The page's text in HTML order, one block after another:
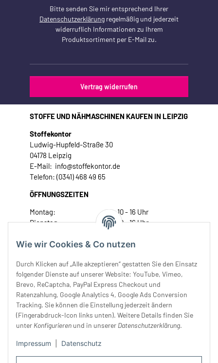
Wie wir Cookies & Co nutzen
Durch Klicken auf „Alle akzeptieren“ gestatten Sie den Einsatz
folgender Dienste auf unserer Website: YouTube, Vimeo,
Brevo, ReCaptcha, PayPal Express Checkout und
Ratenzahlung, Google Analytics 4, Google Ads Conversion
Tracking. Sie können die Einstellung jederzeit ändern
(Fingerabdruck-Icon links unten). Weitere Details finden Sie
unter Konfigurieren und in unserer Datenschutzerklärung.
Impressum Datenschutz
Bitte senden Sie mir entsprechend Ihrer
Datenschutzerklärung regelmäßig und jederzeit
widerruflich Informationen zu Ihrem
Produktsortiment per E-Mail zu.
Vertrag widerrufen
STOFFE UND NÄHMASCHINEN KAUFEN IN LEIPZIG
Stoffekontor
Ludwig-Hupfeld-Straße 30
04178 Leipzig
E-Mail: info@stoffekontor.de
Telefon: (0341) 468 49 65
ÖFFNUNGSZEITEN
Montag:
10 - 16 Uhr
Dienstag:
10 - 16 Uhr
Donnerstag:
10 - 18 Uhr
Samstag:
10 - 14 Uhr
Unser Service
Rechtliches